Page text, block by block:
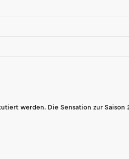
werden. Die Sensation zur Saison